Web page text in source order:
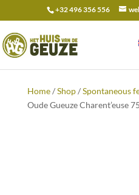
+32 496 356 556
for:
Home/Shop/Spontaneous
Oude Gueuze Charent’euse